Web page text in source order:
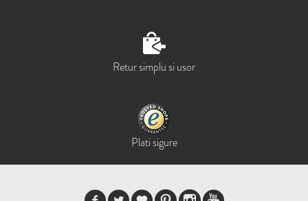
Retur simplu si usor
Plati sigure